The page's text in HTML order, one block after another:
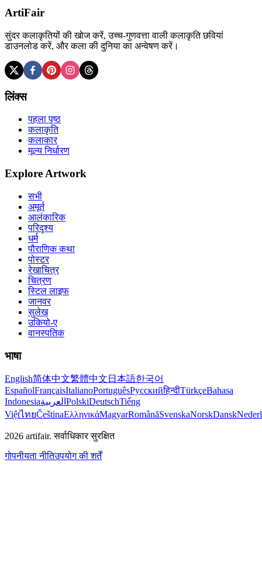
ArtiFair
सुंदर कलाकृतियों की खोज करें, उच्च-गुणवत्ता वाली कलाकृति छवियां
डाउनलोड करें, और कला की दुनिया का अन्वेषण करें।
लिंक्स
पहला पृष्ठ
कलाकृति
कलाकार
मूल्य निर्धारण
Explore Artwork
सभी
अमूर्त
आलंकारिक
परिदृश्य
धर्म
पौराणिक कथा
पोस्टर
रेखाचित्र
चित्रण
स्टिल लाइफ
जानवर
सुलेख
उकियो-ए
वानस्पतिक
भाषा
English简体中文繁體中文 日本語한국어
EspañolFrançaisItalianoPortuguêsРусскийहिन्दीTürkçeBahasa
Indonesiaالعربية PolskiDeutschTiếng
ViệtไทยČeštinaΕλληνικάMagyarRomânăSvenskaNorskDansk
2026 artifair. सर्वाधिकार सुरक्षित
गोपनीयता नीतिउपयोग की शर्तें